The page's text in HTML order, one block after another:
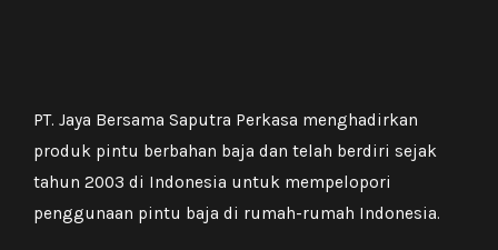
PT. Jaya Bersama Saputra Perkasa menghadirkan
produk pintu berbahan baja dan telah berdiri sejak
tahun 2003 di Indonesia untuk mempelopori
penggunaan pintu baja di rumah-rumah Indonesia.